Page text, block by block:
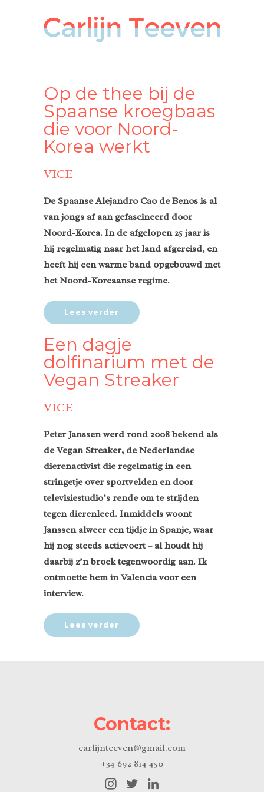
Op de thee bij de
Spaanse kroegbaas
die voor Noord-
Korea werkt
VICE
De Spaanse Alejandro Cao de Benos is al
van jongs af aan gefascineerd door
Noord-Korea. In de afgelopen 25 jaar is
hij regelmatig naar het land afgereisd, en
heeft hij een warme band opgebouwd met
het Noord-Koreaanse regime.
Lees verder
Een dagje
dolfinarium met de
Vegan Streaker
VICE
Peter Janssen werd rond 2008 bekend als
de Vegan Streaker, de Nederlandse
dierenactivist die regelmatig in een
stringetje over sportvelden en door
televisiestudio’s rende om te strijden
tegen dierenleed. Inmiddels woont
Janssen alweer een tijdje in Spanje, waar
hij nog steeds actievoert – al houdt hij
daarbij z’n broek tegenwoordig aan. Ik
ontmoette hem in Valencia voor een
interview.
Lees verder
Contact:
carlijnteeven@gmail.com
+34 692 814 450